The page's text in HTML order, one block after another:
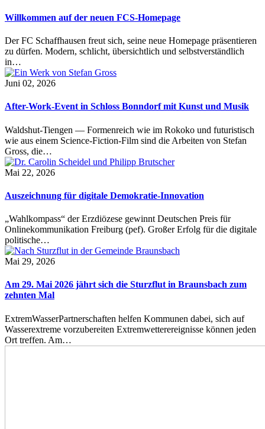
Willkommen auf der neuen FCS-Homepage
Der FC Schaffhausen freut sich, seine neue Homepage präsentieren
zu dürfen. Modern, schlicht, übersichtlich und selbstverständlich
in…
Juni 02, 2026
After-Work-Event in Schloss Bonndorf mit Kunst und Musik
Waldshut-Tiengen — Formenreich wie im Rokoko und futuristisch
wie aus einem Science-Fiction-Film sind die Arbeiten von Stefan
Gross, die…
Mai 22, 2026
Auszeichnung für digitale Demokratie-Innovation
„Wahlkompass“ der Erzdiözese gewinnt Deutschen Preis für
Onlinekommunikation Freiburg (pef). Großer Erfolg für die digitale
politische…
Mai 29, 2026
Am 29. Mai 2026 jährt sich die Sturzflut in Braunsbach zum
zehnten Mal
ExtremWasserPartnerschaften helfen Kommunen dabei, sich auf
Wasserextreme vorzubereiten Extremwetterereignisse können jeden
Ort treffen. Am…